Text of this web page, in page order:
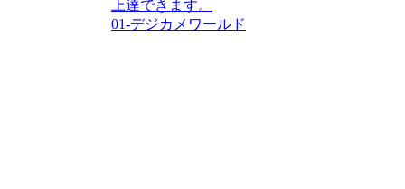
上達できます。
01-デジカメワールド